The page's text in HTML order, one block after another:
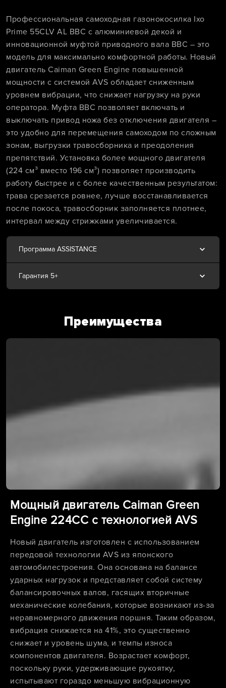
Профессиональная самоходная газонокосилка Ixo
Prime 55CLV AL BBC с алюминиевой декой и
инновационной муфтой приводного вала BBC – это
модель для максимально комфортной работы. Новый
двигатель Caiman Green Engine повышенной
мощности с системой AVS обладает сниженным
уровнем вибрации, что снижает нагрузку на руки
оператора. Муфта ВВС позволяет включать и
выключать привод ножа без отключения двигателя –
это удобно для перемещения самоходом по сложным
зонам, выгрузки травосборника и преодоления
препятствий. Установка более мощного двигателя
(224 см³ вместо 196 см³) позволяет производить
работу быстрее и с более качественным результатом:
трава срезается ровнее, лучше восстанавливается
после покоса, травосборник заполняется плотнее,
интервал между стрижками увеличивается.
Программа ASSISTANCE
Гарантия 5+
Преимущества
Мощный двигатель Caiman Green
Engine 224CC с технологией AVS
Новый двигатель изготовлен с использованием
передовой технологии AVS из японского
автомобилестроения. Она основана на балансе
ударных нагрузок и представляет собой систему
балансировочных валов, гасящих вторичные
механические колебания, которые возникают из-за
неравномерного движения поршня. Таким образом,
вибрация снижается на 41%, это существенно
снижает и уровень шума, и темпы износа
компонентов двигателя. Возрастает комфорт,
поскольку руки, удерживающие рукоятку,
испытывают гораздо меньшую вибрационную